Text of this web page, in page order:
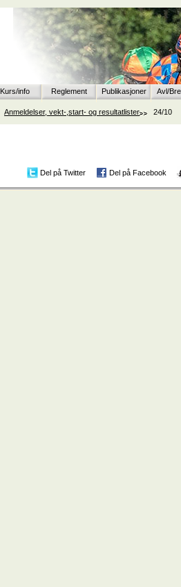
Kurs/info Reglement Publikasjoner Avl/
Anmeldelser, vekt-,start- og resultatlister 24/10
Del på Twitter
Del på Facebook